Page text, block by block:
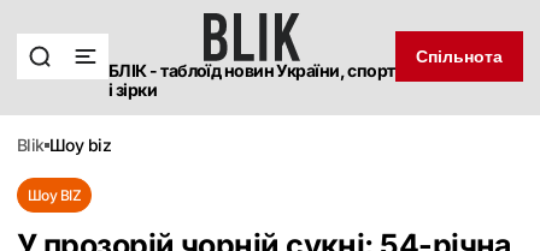
БЛІК - таблоїд новин України, спорт
і зірки
Спільнота
blik шоу biz
Шоу BIZ